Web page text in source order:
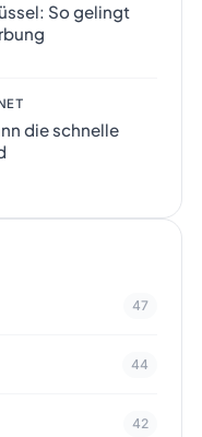
So gelingt
die schnelle
47
44
42